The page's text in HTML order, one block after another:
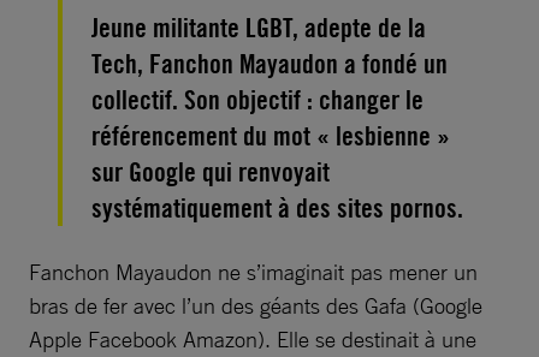
Jeune militante LGBT, adepte de la
Tech, Fanchon Mayaudon a fondé un
collectif. Son objectif : changer le
référencement du mot « lesbienne »
sur Google qui renvoyait
systématiquement à des sites pornos.
Fanchon Mayaudon ne s’imaginait pas mener un
bras de fer avec l’un des géants des Gafa (Google
Apple Facebook Amazon). Elle se destinait à une